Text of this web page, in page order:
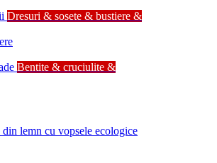
Dresuri & sosete & bustiere &
Bentite & cruciulite &
din lemn cu vopsele ecologice